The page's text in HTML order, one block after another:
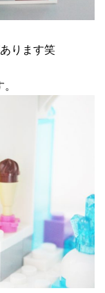
ります笑